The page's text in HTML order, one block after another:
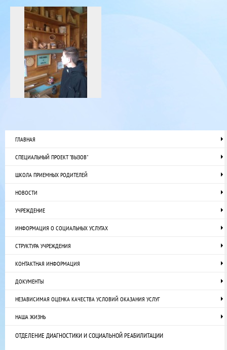
ГЛАВНАЯ
СПЕЦИАЛЬНЫЙ ПРОЕКТ "ВЫЗОВ"
ШКОЛА ПРИЕМНЫХ РОДИТЕЛЕЙ
НОВОСТИ
УЧРЕЖДЕНИЕ
ИНФОРМАЦИЯ О СОЦИАЛЬНЫХ УСЛУГАХ
СТРУКТУРА УЧРЕЖДЕНИЯ
КОНТАКТНАЯ ИНФОРМАЦИЯ
ДОКУМЕНТЫ
НЕЗАВИСИМАЯ ОЦЕНКА КАЧЕСТВА УСЛОВИЙ ОКАЗАНИЯ УСЛУГ
НАША ЖИЗНЬ
ОТДЕЛЕНИЕ ДИАГНОСТИКИ И СОЦИАЛЬНОЙ РЕАБИЛИТАЦИИ